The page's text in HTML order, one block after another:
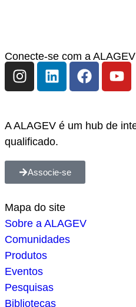
Conecte-se com a ALAGEV
A ALAGEV é um hub de
qualificado.
Associe-se
Mapa do site
Sobre a ALAGEV
Comunidades
Produtos
Eventos
Pesquisas
Bibliotecas